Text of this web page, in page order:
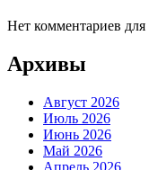
Нет комментариев для
Архивы
Август 2026
Июль 2026
Июнь 2026
Май 2026
Апрель 2026